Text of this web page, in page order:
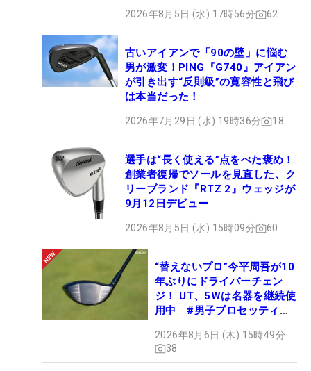
2026年8月5日 (水) 17時56分 62
古いアイアンで「90の壁」に悩む
男が激変！PING『G740』アイアン
が引き出す“反則級”の寛容性と飛び
は本当だった！
2026年7月29日 (水) 19時36分 18
選手は“長く使える”点をべた褒め！
創業者復帰でソールを見直した、ク
リーブランド『RTZ 2』ウェッジが
9月12日デビュー
2026年8月5日 (水) 15時09分 60
“替えないプロ”今平周吾が10
年ぶりにドライバーチェン
ジ！ UT、5Wは名器を継続使
用中 #男子プロセッティン
2026年8月6日 (木) 15時49分
38